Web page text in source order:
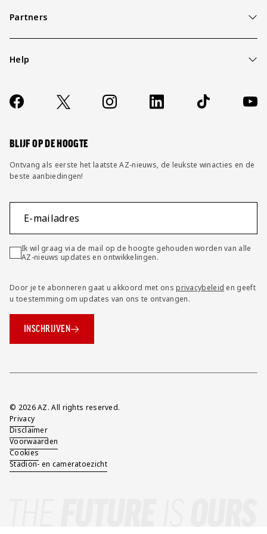
Partners
Help
Contact
FAQ
Socials
https://www.facebook.com/AZAlkmaar
X Instagram LinkedIn TikTok
BLIJF OP DE HOOGTE
Ontvang als eerste het laatste AZ-nieuws, de leukste winacties en de
beste aanbiedingen!
E-mailadres
Ik wil graag via de mail op de hoogte gehouden worden van alle
AZ-nieuws updates en ontwikkelingen.
Door je te abonneren gaat u akkoord met onsprivacybeleid en geeft
u toestemming om updates van ons te ontvangen.
INSCHRIJVEN
Overig
© 2026 AZ. All rights reserved.
Privacy
Disclaimer
Voorwaarden
Cookies
Stadion- en cameratoezicht